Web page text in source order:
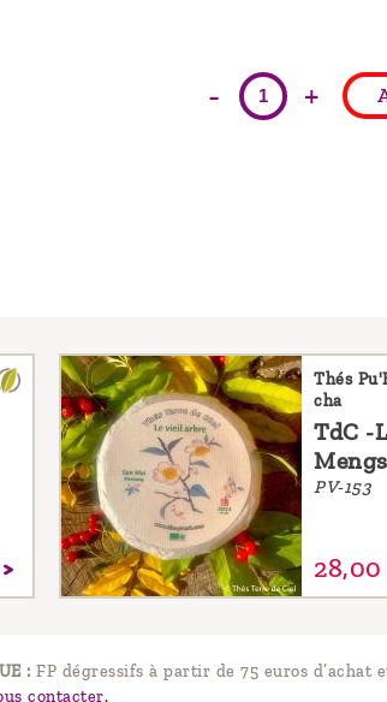
- +
Thés
cha
TdC -
PV-153
28,00
UE : FP dégressifs à partir de 75 euros d’achat
contacter.